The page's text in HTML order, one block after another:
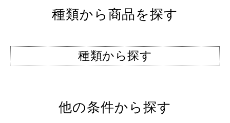
種類から商品を探す
種類から探す
他の条件から探す